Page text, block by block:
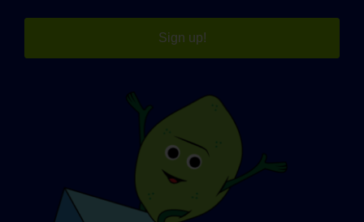
Sign up!